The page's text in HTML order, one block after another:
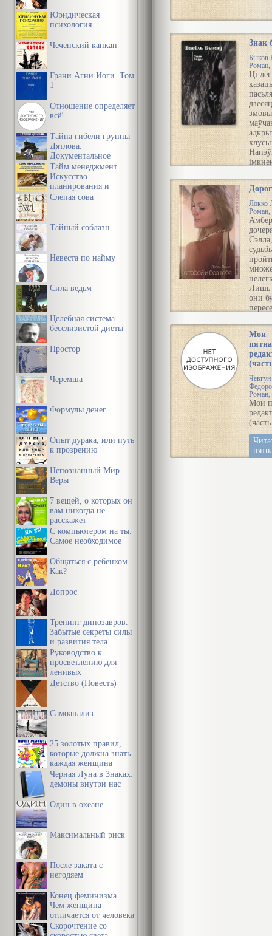
предметной среды,
информации и
Юридическая
психология
Чеченский капкан
Грани Агни Йоги. Том
1
Отношение определяет
всё!
Тайна гибели группы
Дятлова.
Документальное
расследование
Тайм менеджмент.
Искусство
планирования и
управления своим
Слепая сова
Тайный соблазн
Невеста по найму
Сила ведьм
Целебная система
бесслизистой диеты
Простор
Черемша
Формулы денег
Опыт дурака, или путь
к прозрению
Непознанный Мир
Веры
7 вещей, о которых он
вам никогда не
расскажет
С компьютером на ты.
Самое необходимое
Общаться с ребенком.
Как?
Допрос
Тренинг динозавров.
Забытые секреты силы
и развития тела.
Руководство к
просветлению для
ленивых
Детство (Повесть)
Самоанализ
25 золотых правил,
которые должна знать
каждая женщина
Черная Луна в Знаках:
демоны внутри нас
Один в океане
Максимальный риск
После заката с
негодяем
Конец феминизма.
Чем женщина
отличается от человека
Скорочтение со
на
Знак
Быков
Роман,
Ці
змовы
што
пра
ў час
бяды
Локко
Роман,
Лишь
они
друг
путь,
их к
семье,
Мои
Роман,
Мои